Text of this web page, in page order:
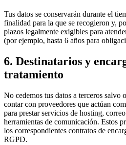
Tus datos se conservarán durante el
finalidad para la que se recogieron y,
plazos legalmente exigibles para
(por ejemplo, hasta 6 años para
6. Destinatarios y
tratamiento
No cedemos tus datos a terceros salvo
contar con proveedores que actúan
para prestar servicios de hosting,
herramientas de comunicación. Estos
los correspondientes contratos de
RGPD.